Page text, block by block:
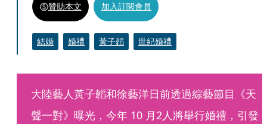
贊助本文 加入訂閱會員
結婚 婚禮 黃子韜 世紀婚禮
大陸藝人黃子韜和徐藝洋日前透過綜藝節目《天
聲一對》曝光，今年 10 月2人將舉行婚禮，引發